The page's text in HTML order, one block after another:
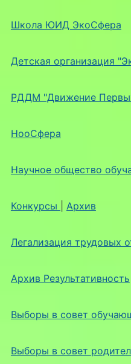
Школа ЮИД ЭкоСфера
Детская организация
РДДМ "Движение
НооСфера
Научное общество
Конкурсы Архив
Легализация трудовых
Архив Результативность
Выборы в совет
Выборы в совет